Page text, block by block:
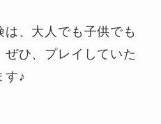
、大人でも子供でも
ひ、プレイしていた
す♪